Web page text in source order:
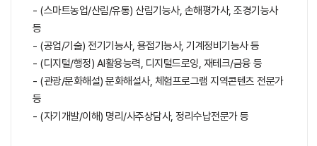
- (스마트농업/산림/유통) 산림기능사, 손해평가사, 조경기능사
등
- (공업/기술) 전기기능사, 용접기능사, 기계정비기능사 등
- (디지털/행정) AI활용능력, 디지털드로잉, 재테크/금융 등
- (관광/문화해설) 문화해설사, 체험프로그램 지역콘텐츠 전문가
등
- (자기개발/이해) 명리/사주상담사, 정리수납전문가 등